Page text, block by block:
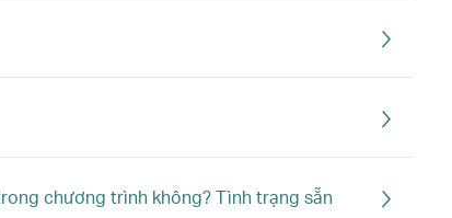
chương trình không? Tình trạng sẵn